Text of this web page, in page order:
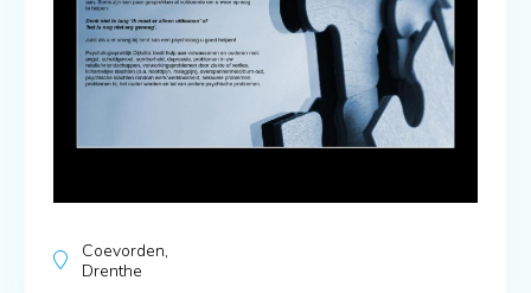
Coevorden,
Drenthe